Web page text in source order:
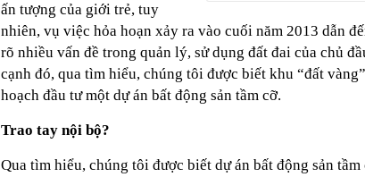
00:07
Honda lỗ 10 tỷ USD từ xe điện năm 2025-
USD năm 2026-2027
00:04
Cựu vương ngành thép lỗ lũy kế hơn 3.800
tăng từ 0 lên 1.424 tỷ đồng
Đúng 15 ngày nữa, chứng khoán Việt Nam
trọng
ấn tượng của giới trẻ, tuy
nhiên, vụ việc hỏa hoạn xảy ra vào cuối năm 2013 dẫn
rõ nhiều vấn đề trong quản lý, sử dụng đất đai của chủ
cạnh đó, qua tìm hiểu, chúng tôi được biết khu “đất
hoạch đầu tư một dự án bất động sản tầm cỡ.
Trao tay nội bộ?
Qua tìm hiểu, chúng tôi được biết dự án bất động sản